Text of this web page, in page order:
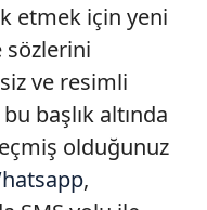
etmek için yeni
sözlerini
ve resimli
başlık altında
olduğunuz
,